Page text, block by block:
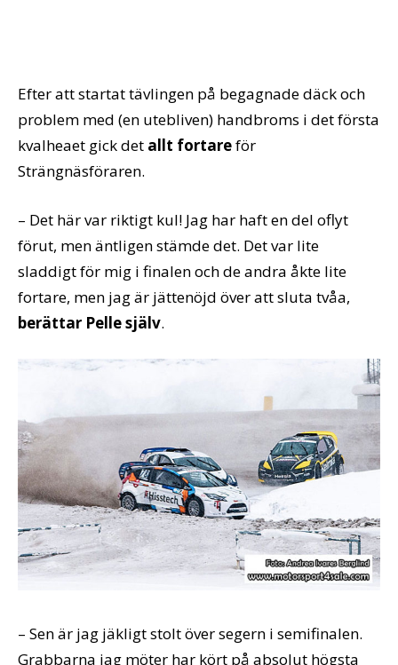
Efter att startat tävlingen på begagnade däck och
problem med (en utebliven) handbroms i det första
kvalheaet gick det allt fortareför
Strängnäsföraren.
– Det här var riktigt kul! Jag har haft en del oflyt
förut, men äntligen stämde det. Det var lite
sladdigt för mig i finalen och de andra åkte lite
fortare, men jag är jättenöjd över att sluta tvåa,
berättar Pelle själv.
– Sen är jag jäkligt stolt över segern i semifinalen.
Grabbarna jag möter har kört på absolut högsta